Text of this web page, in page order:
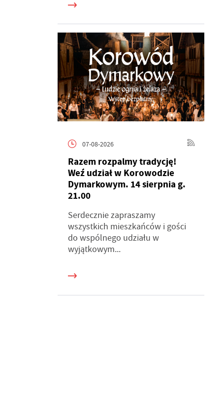
07-08-2026
Razem rozpalmy tradycję!
Weź udział w Korowodzie
Dymarkowym. 14 sierpnia g.
21.00
Serdecznie zapraszamy
wszystkich mieszkańców i gości
do wspólnego udziału w
wyjątkowym...